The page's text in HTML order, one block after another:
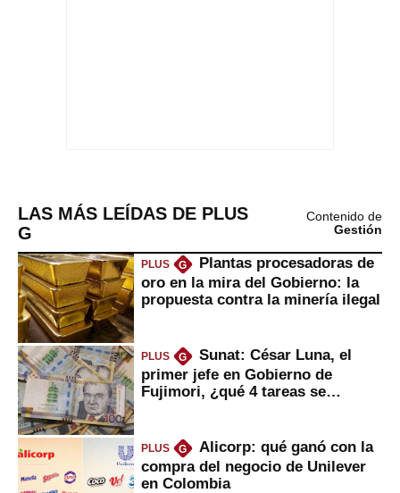
LAS MÁS LEÍDAS DE PLUS
G
Contenido de
Gestión
PLUS G
Plantas procesadoras de
oro en la mira del Gobierno: la
propuesta contra la minería ilegal
PLUS G
Sunat: César Luna, el
primer jefe en Gobierno de
Fujimori, ¿qué 4 tareas se
PLUS G
Alicorp: qué ganó con la
compra del negocio de Unilever
en Colombia